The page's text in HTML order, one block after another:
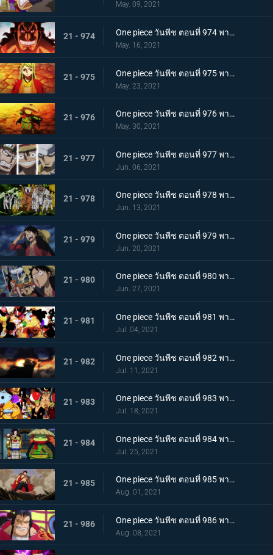
May. 09, 2021
21 - 974 One piece วันพีช ตอนที่ 974 พากย์ไทย โอเด้งจะไม่ใช่โอเด้งถ้าไม่ต้ม!
May. 16, 2021
21 - 975 One piece วันพีช ตอนที่ 975 พากย์ไทย ปราสาทลุกเป็นไฟ! โชคชะตาของตระกูลโคสึกิ!
May. 23, 2021
21 - 976 One piece วันพีช ตอนที่ 976 พากย์ไทย กลับสู่ปัจจุบัน! 20 ปีต่อมา
May. 30, 2021
21 - 977 One piece วันพีช ตอนที่ 977 พากย์ไทย ทะเลมีไว้สำหรับโจรสลัด! บุก! มุ่งสู่โอนิกาชิมะ
Jun. 06, 2021
21 - 978 One piece วันพีช ตอนที่ 978 พากย์ไทย รุ่นที่เลวร้ายที่สุดมาแล้ว! การต่อสู้กลางทะเลอันดุเดือด
Jun. 13, 2021
21 - 979 One piece วันพีช ตอนที่ 979 พากย์ไทย โชคดีงั้นรึ!? แผนการของคินเอม่อน
Jun. 20, 2021
21 - 980 One piece วันพีช ตอนที่ 980 พากย์ไทย สัญญาแห่งน้ำตา! โมโมโนะสุเกะถูกลักพาตัว
Jun. 27, 2021
21 - 981 One piece วันพีช ตอนที่ 981 พากย์ไทย พวกพ้องคนใหม่! ชายชาตรีแห่งท้องทะเล จินเบ!
Jul. 04, 2021
21 - 982 One piece วันพีช ตอนที่ 982 พากย์ไทย ไพ่ตายของไคโด หกล่องนภาปรากฏตัว
Jul. 11, 2021
21 - 983 One piece วันพีช ตอนที่ 983 พากย์ไทย เหล่าซามูไรเอาจริง! ขึ้นฝั่งเกาะโอนิกาชิมะ
Jul. 18, 2021
21 - 984 One piece วันพีช ตอนที่ 984 พากย์ไทย ลูฟี่อาละวาด ลอบเข้างานเลี้ยงของไคโด
Jul. 25, 2021
21 - 985 One piece วันพีช ตอนที่ 985 พากย์ไทย ความรู้สึกถึงโอทามะ หนึ่งหมัดแห่งความโกรธของลูฟี่
Aug. 01, 2021
21 - 986 One piece วันพีช ตอนที่ 986 พากย์ไทย ดนตรีต่อสู้ พลังที่จู่โจมใส่ลูฟี่
Aug. 08, 2021